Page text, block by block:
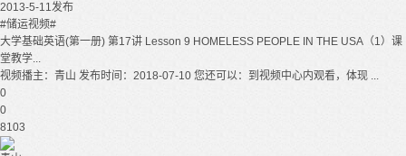
2013-5-11发布
#储运视频#
大学基础英语(第一册) 第17讲 Lesson 9 HOMELESS PEOPLE IN THE USA（1）课
堂教学...
视频播主：青山 发布时间：2018-07-10 您还可以：到视频中心内观看，体现 ...
0
0
8103